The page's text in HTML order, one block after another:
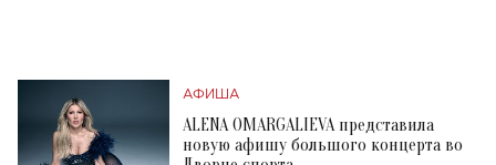
АФИША
ALENA OMARGALIEVA представила
новую афишу большого концерта во